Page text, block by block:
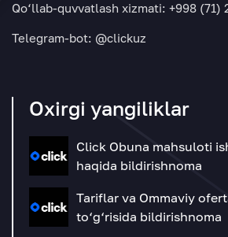
Qo‘llab-quvvatlash xizmati: +998 (71)
Telegram-bot: @clickuz
Oxirgi yangiliklar
Click Obuna mahsuloti
haqida bildirishnoma
Tariflar va Ommaviy
to‘g‘risida bildirishnoma